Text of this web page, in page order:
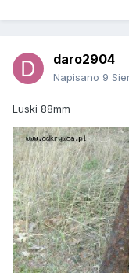
daro2904
Napisano 9
Luski 88mm